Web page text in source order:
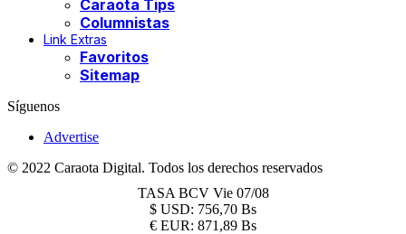
Caraota Tips
Columnistas
Link Extras
Favoritos
Sitemap
Síguenos
Advertise
© 2022 Caraota Digital. Todos los derechos reservados
TASA BCV Vie 07/08
$ USD: 756,70 Bs
€ EUR: 871,89 Bs